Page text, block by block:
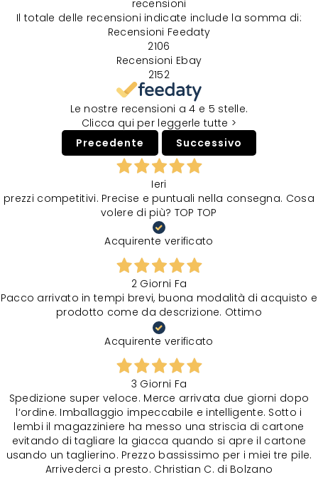
recensioni
Il totale delle recensioni indicate include la somma di:
Recensioni Feedaty
2106
Recensioni Ebay
2152
Le nostre recensioni a 4 e 5 stelle.
Clicca qui per leggerle tutte >
Precedente
Successivo
Ieri
prezzi competitivi. Precise e puntuali nella consegna. Cosa
volere di più? TOP TOP
Acquirente verificato
2 Giorni Fa
Pacco arrivato in tempi brevi, buona modalità di acquisto e
prodotto come da descrizione. Ottimo
Acquirente verificato
3 Giorni Fa
Spedizione super veloce. Merce arrivata due giorni dopo
l‘ordine. Imballaggio impeccabile e intelligente. Sotto i
lembi il magazziniere ha messo una striscia di cartone
evitando di tagliare la giacca quando si apre il cartone
usando un taglierino. Prezzo bassissimo per i miei tre pile.
Arrivederci a presto. Christian C. di Bolzano